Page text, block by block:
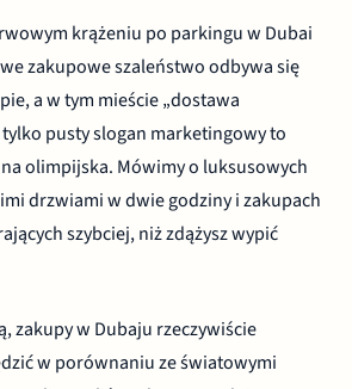
krążeniu po parkingu w Dubai
zakupowe szaleństwo odbywa się
a w tym mieście „dostawa
pusty slogan marketingowy to
olimpijska. Mówimy o luksusowych
drzwiami w dwie godziny i zakupach
szybciej, niż zdążysz wypić
zakupy w Dubaju rzeczywiście
w porównaniu ze światowymi